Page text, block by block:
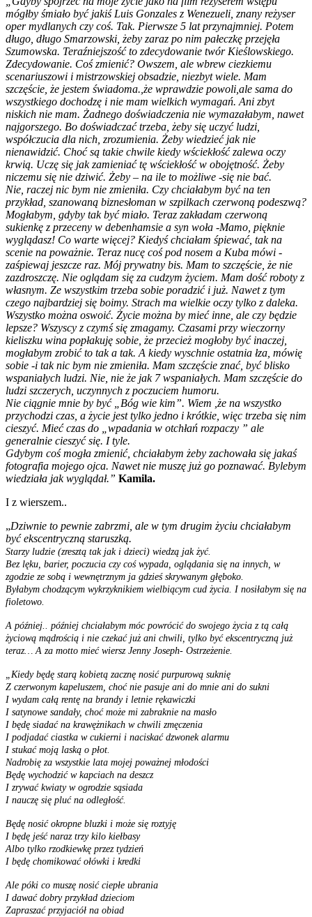
mógłby śmiało być jakiś Luis Gonzales z Wenezueli, znany reżyser
oper mydlanych czy coś. Tak. Pierwsze 5 lat przynajmniej. Potem
długo, długo Smarzowski, żeby zaraz po nim pałeczkę przejęła
Szumowska. Teraźniejszość to zdecydowanie twór Kieślowskiego.
Zdecydowanie. Coś zmienić? Owszem, ale wbrew ciezkiemu
scenariuszowi i mistrzowskiej obsadzie, niezbyt wiele. Mam
szczęście, że jestem świadoma.,że wprawdzie powoli,ale sama do
wszystkiego dochodzę i nie mam wielkich wymagań. Ani zbyt
niskich nie mam. Żadnego doświadczenia nie wymazałabym, nawet
najgorszego. Bo doświadczać trzeba, żeby się uczyć ludzi,
współczucia dla nich, zrozumienia. Żeby wiedzieć jak nie
nienawidzić. Choć są takie chwile kiedy wściekłość zalewa oczy
krwią. Uczę się jak zamieniać tę wściekłość w obojętność. Żeby
niczemu się nie dziwić. Żeby – na ile to możliwe -się nie bać.
Nie, raczej nic bym nie zmieniła. Czy chciałabym być na ten
przykład, szanowaną biznesłoman w szpilkach czerwoną podeszwą?
Mogłabym, gdyby tak być miało. Teraz zakładam czerwoną
sukienkę z przeceny w debenhamsie a syn woła -Mamo, pięknie
wyglądasz! Co warte więcej? Kiedyś chciałam śpiewać, tak na
scenie na poważnie. Teraz nucę coś pod nosem a Kuba mówi -
zaśpiewaj jeszcze raz. Mój prywatny bis. Mam to szczęście, że nie
zazdroszczę. Nie oglądam się za cudzym życiem. Mam dość roboty z
własnym. Ze wszystkim trzeba sobie poradzić i już. Nawet z tym
czego najbardziej się boimy. Strach ma wielkie oczy tylko z daleka.
Wszystko można oswoić. Życie można by mieć inne, ale czy będzie
lepsze? Wszyscy z czymś się zmagamy. Czasami przy wieczorny
kieliszku wina popłakuję sobie, że przecież mogłoby być inaczej,
mogłabym zrobić to tak a tak. A kiedy wyschnie ostatnia łza, mówię
sobie -i tak nic bym nie zmieniła. Mam szczęście znać, być blisko
wspaniałych ludzi. Nie, nie że jak 7 wspaniałych. Mam szczęście do
ludzi szczerych, uczynnych z poczuciem humoru.
Nie ciągnie mnie by być „Bóg wie kim”. Wiem ,że na wszystko
przychodzi czas, a życie jest tylko jedno i krótkie, więc trzeba się nim
cieszyć. Mieć czas do „wpadania w otchłań rozpaczy ” ale
generalnie cieszyć się. I tyle.
Gdybym coś mogła zmienić, chciałabym żeby zachowała się jakaś
fotografia mojego ojca. Nawet nie muszę już go poznawać. Bylebym
wiedziała jak wyglądał.” Kamila.
I z wierszem..
„Dziwnie to pewnie zabrzmi, ale w tym drugim życiu chciałabym
być ekscentryczną staruszką.
Starzy ludzie (zresztą tak jak i dzieci) wiedzą jak żyć.
Bez lęku, barier, poczucia czy coś wypada, oglądania się na innych, w
zgodzie ze sobą i wewnętrznym ja gdzieś skrywanym głęboko.
Byłabym chodzącym wykrzyknikiem wielbiącym cud życia. I nosiłabym się na
fioletowo.
A później.. później chciałabym móc powrócić do swojego życia z tą całą
życiową mądrością i nie czekać już ani chwili, tylko być ekscentryczną już
teraz… A za motto mieć wiersz Jenny Joseph- Ostrzeżenie.
„Kiedy będę starą kobietą zacznę nosić purpurową suknię
Z czerwonym kapeluszem, choć nie pasuje ani do mnie ani do sukni
I wydam całą rentę na brandy i letnie rękawiczki
I satynowe sandały, choć może mi zabraknie na masło
I będę siadać na krawężnikach w chwili zmęczenia
I podjadać ciastka w cukierni i naciskać dzwonek alarmu
I stukać moją laską o płot.
Nadrobię za wszystkie lata mojej poważnej młodości
Będę wychodzić w kapciach na deszcz
I zrywać kwiaty w ogrodzie sąsiada
I nauczę się pluć na odległość.
Będę nosić okropne bluzki i może się roztyję
I będę jeść naraz trzy kilo kiełbasy
Albo tylko rzodkiewkę przez tydzień
I będę chomikować ołówki i kredki
Ale póki co muszę nosić ciepłe ubrania
I dawać dobry przykład dzieciom
Zapraszać przyjaciół na obiad